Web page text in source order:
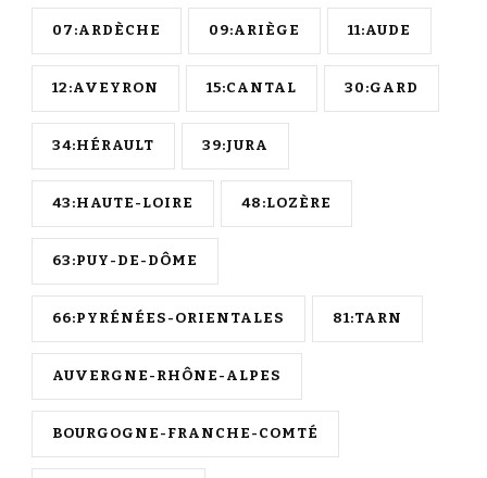
07:ARDÈCHE 09:ARIÈGE 11:AUDE
12:AVEYRON 15:CANTAL 30:GARD
34:HÉRAULT 39:JURA
43:HAUTE-LOIRE 48:LOZÈRE
63:PUY-DE-DÔME
66:PYRÉNÉES-ORIENTALES 81:TARN
AUVERGNE-RHÔNE-ALPES
BOURGOGNE-FRANCHE-COMTÉ